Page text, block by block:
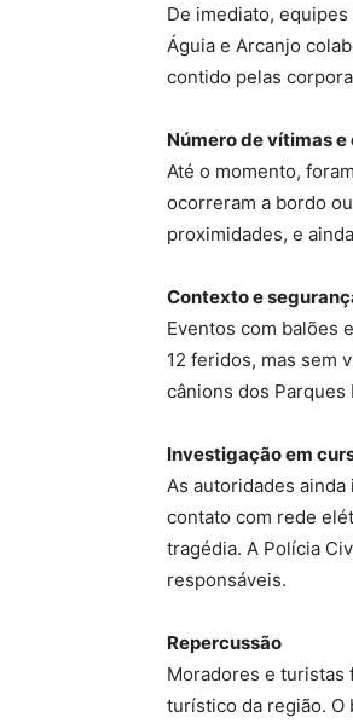
De imediato,
Águia e Arcanjo
contido pelas
Número de vítimas
Até o momento,
ocorreram a bordo
proximidades, e
Contexto e
Eventos com balões
12 feridos, mas sem
cânions dos Parques
Investigação em
As autoridades
contato com rede
tragédia. A Polícia
responsáveis.
Repercussão
Moradores e turistas
turístico da região. O